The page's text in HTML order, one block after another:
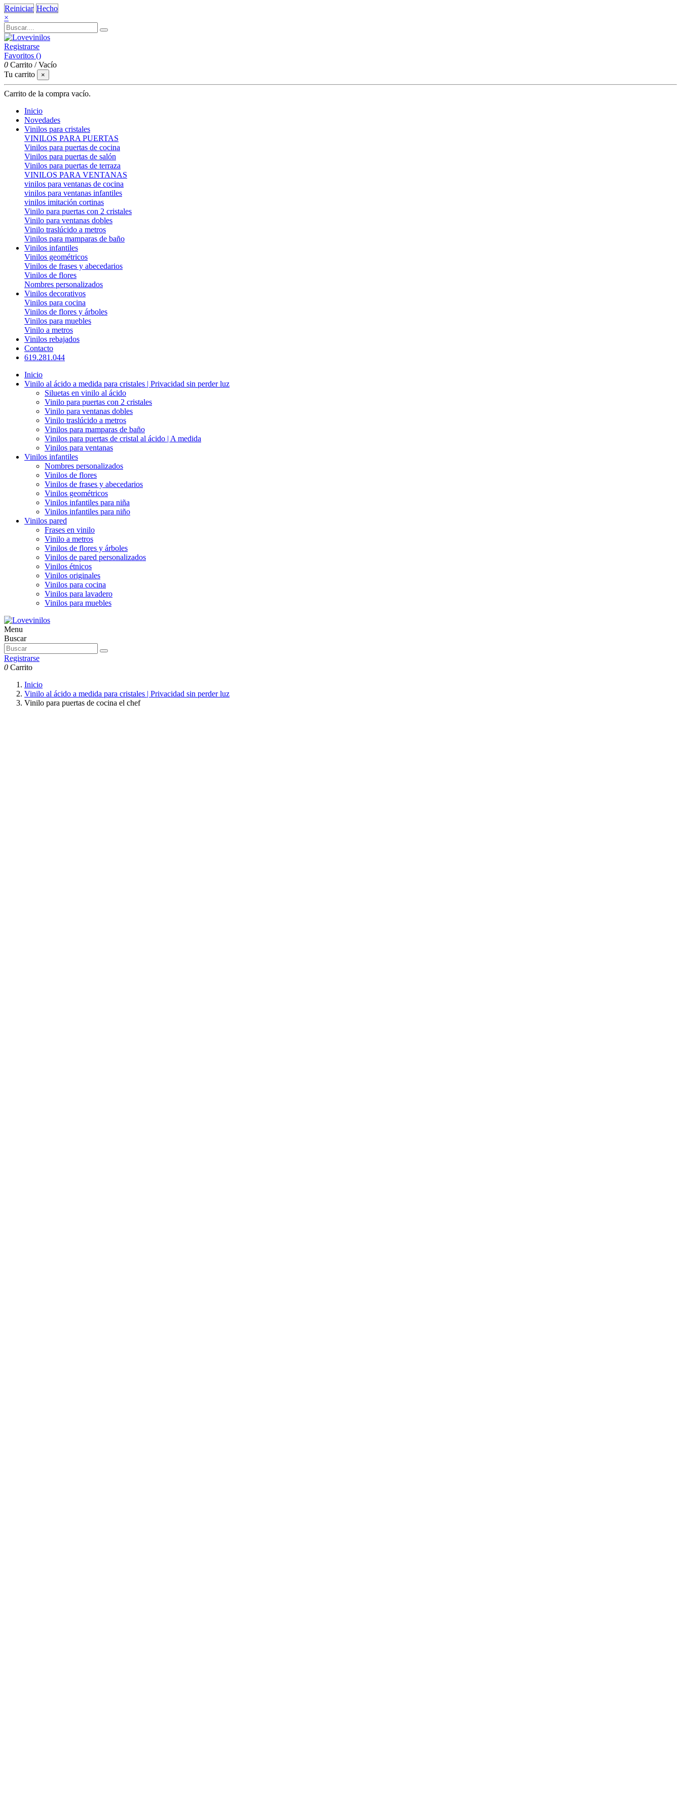
Reiniciar Hecho
×
Registrarse
Favoritos ()
0 Carrito /Vacío
Tu carrito
×
Carrito de la compra vacío.
Inicio
Novedades
Vinilos para cristales
VINILOS PARA PUERTAS
Vinilos para puertas de cocina
Vinilos para puertas de salón
Vinilos para puertas de terraza
VINILOS PARA VENTANAS
vinilos para ventanas de cocina
vinilos para ventanas infantiles
vinilos imitación cortinas
Vinilo para puertas con 2 cristales
Vinilo para ventanas dobles
Vinilo traslúcido a metros
Vinilos para mamparas de baño
Vinilos infantiles
Vinilos geométricos
Vinilos de frases y abecedarios
Vinilos de flores
Nombres personalizados
Vinilos decorativos
Vinilos para cocina
Vinilos de flores y árboles
Vinilos para muebles
Vinilo a metros
Vinilos rebajados
Contacto
619.281.044
Inicio
Vinilo al ácido a medida para cristales | Privacidad sin perder luz
Siluetas en vinilo al ácido
Vinilo para puertas con 2 cristales
Vinilo para ventanas dobles
Vinilo traslúcido a metros
Vinilos para mamparas de baño
Vinilos para puertas de cristal al ácido | A medida
Vinilos para ventanas
Vinilos infantiles
Nombres personalizados
Vinilos de flores
Vinilos de frases y abecedarios
Vinilos geométricos
Vinilos infantiles para niña
Vinilos infantiles para niño
Vinilos pared
Frases en vinilo
Vinilo a metros
Vinilos de flores y árboles
Vinilos de pared personalizados
Vinilos étnicos
Vinilos originales
Vinilos para cocina
Vinilos para lavadero
Vinilos para muebles
Menu
Buscar
Registrarse
0 Carrito
Inicio
Vinilo al ácido a medida para cristales | Privacidad sin perder luz
Vinilo para puertas de cocina el chef